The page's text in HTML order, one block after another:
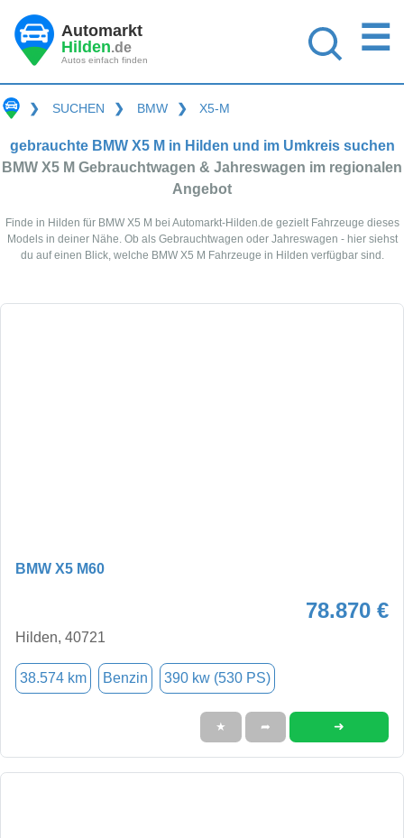
Automarkt
Hilden.de
Autos einfach finden
☰
❯ SUCHEN ❯ BMW ❯ X5-M
gebrauchte BMW X5 M in Hilden und im Umkreis suchen
BMW X5 M Gebrauchtwagen & Jahreswagen im regionalen
Angebot
Finde in Hilden für BMW X5 M bei Automarkt-Hilden.de gezielt Fahrzeuge dieses
Models in deiner Nähe. Ob als Gebrauchtwagen oder Jahreswagen - hier siehst
du auf einen Blick, welche BMW X5 M Fahrzeuge in Hilden verfügbar sind.
BMW X5 M60
78.870 €
Hilden, 40721
38.574 km Benzin 390 kw (530 PS)
★ ➦ ➜